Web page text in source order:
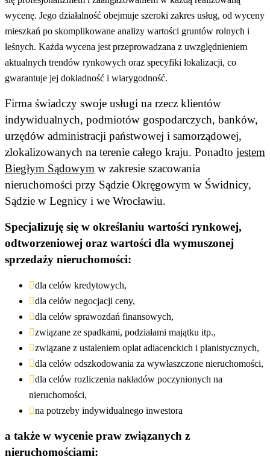
wycenę. Jego działalność obejmuje szeroki zakres usług, od wyceny
mieszkań po skomplikowane analizy wartości gruntów rolnych i
leśnych. Każda wycena jest przeprowadzana z uwzględnieniem
aktualnych trendów rynkowych oraz specyfiki lokalizacji, co
gwarantuje jej dokładność i wiarygodność.
Firma świadczy swoje usługi na rzecz klientów
indywidualnych, podmiotów gospodarczych, banków,
urzędów administracji państwowej i samorządowej,
zlokalizowanych na terenie całego kraju. Ponadto jestem
Biegłym Sądowym w zakresie szacowania
nieruchomości przy Sądzie Okręgowym w Świdnicy,
Sądzie w Legnicy i we Wrocławiu.
Specjalizuję się w określaniu wartości rynkowej,
odtworzeniowej oraz wartości dla wymuszonej
sprzedaży nieruchomości:
dla celów kredytowych,
dla celów negocjacji ceny,
dla celów sprawozdań finansowych,
związane ze spadkami, podziałami majątku itp.,
związane z ustaleniem opłat adiacenckich i planistycznych,
dla celów odszkodowania za wywłaszczone nieruchomości,
dla celów rozliczenia nakładów poczynionych na
nieruchomości,
na potrzeby indywidualnego inwestora
a także w wycenie praw związanych z
nieruchomościami: